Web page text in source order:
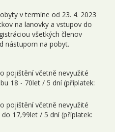
6 027 Kč objednej
6 512 Kč objednej
6 754 Kč objednej
6 512 Kč objednej
v termíne od 23. 4. 2023
na lanovky a vstupov do
všetkých členov
nástupom na pobyt.
pojištění včetně nevyužité
18 - 70let / 5 dní (příplatek:
pojištění včetně nevyužité
17,99let / 5 dní (příplatek: